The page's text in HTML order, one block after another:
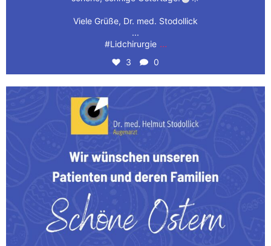
Viele Grüße, Dr. med. Stodollick
...
#Lidchirurgie ...
3 0
Wir wünschen unseren Patienten und deren Familien